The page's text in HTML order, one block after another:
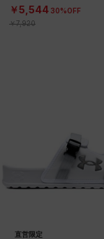
レーニング/WOMEN）
￥5,544 30%OFF
￥7,920
直営限定